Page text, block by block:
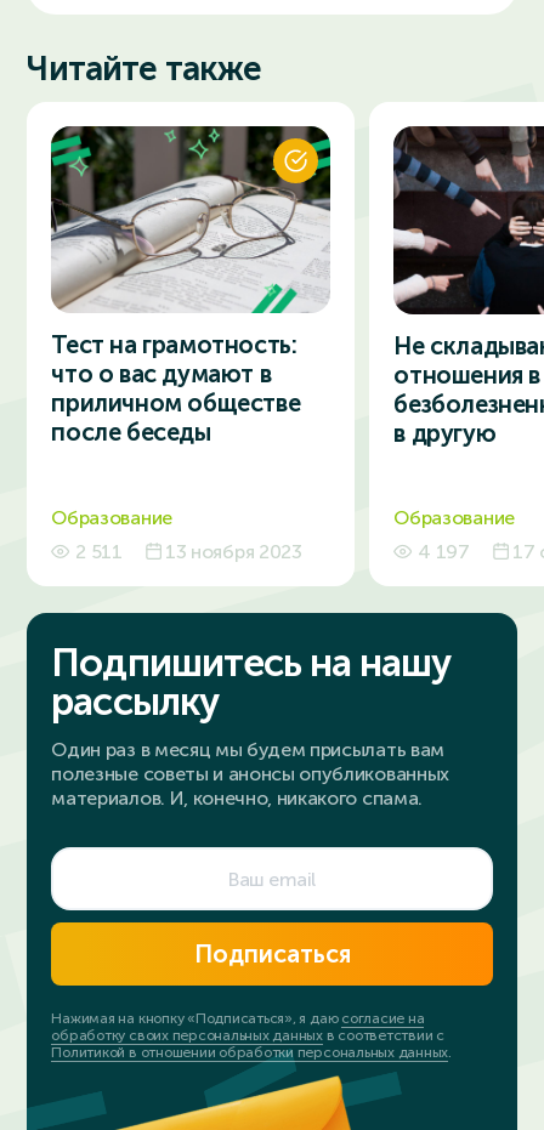
Читайте также
Тест на грамотность:
что о вас думают в
приличном обществе
после беседы
Образование
2 511
13 ноября 2023
Не
отношения
в другую
Образование
4 197
17
Подпишитесь на нашу
рассылку
Один раз в месяц мы будем присылать вам
полезные советы и анонсы опубликованных
материалов. И, конечно, никакого спама.
Подписаться
Нажимая на кнопку «Подписаться», я даю согласие на
обработку своих персональных данных в соответствии с
Политикой в отношении обработки персональных данных.